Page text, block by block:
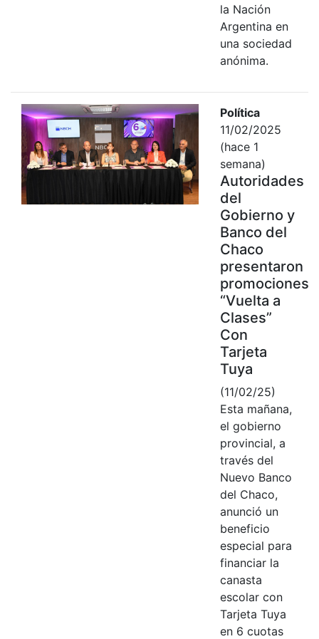
la Nación
Argentina en
una sociedad
anónima.
Política
11/02/2025
(hace 1
semana)
Autoridades
del
Gobierno y
Banco del
Chaco
presentaron
promociones
“Vuelta a
Clases”
Con
Tarjeta
Tuya
(11/02/25)
Esta mañana,
el gobierno
provincial, a
través del
Nuevo Banco
del Chaco,
anunció un
beneficio
especial para
financiar la
canasta
escolar con
Tarjeta Tuya
en 6 cuotas